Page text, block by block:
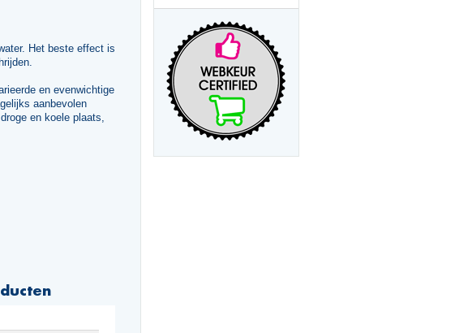
Het beste effect is
en evenwichtige
aanbevolen
en koele plaats,